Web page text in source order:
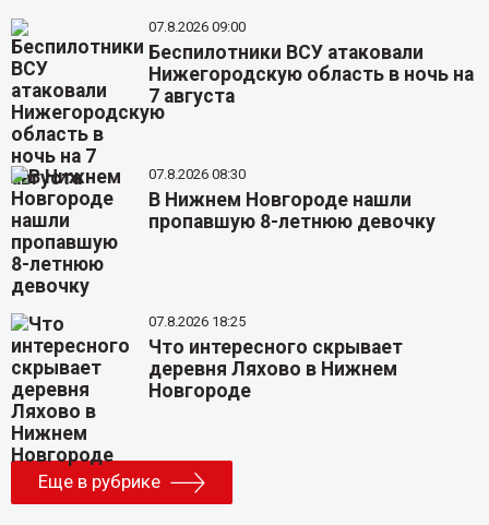
07.8.2026 09:00
Беспилотники ВСУ атаковали
Нижегородскую область в ночь на
7 августа
07.8.2026 08:30
В Нижнем Новгороде нашли
пропавшую 8-летнюю девочку
07.8.2026 18:25
Что интересного скрывает
деревня Ляхово в Нижнем
Новгороде
Еще в рубрике